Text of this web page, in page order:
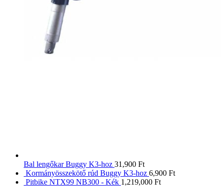
Bal lengőkar Buggy K3-hoz 31,900 Ft
Kormányösszekötő rúd Buggy K3-hoz 6,900 Ft
Pitbike NTX99 NB300 - Kék 1,219,000 Ft